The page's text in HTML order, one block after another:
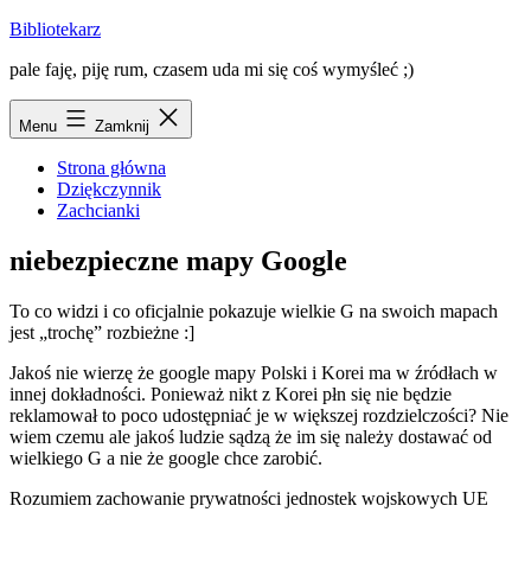
Przejdź
treści
Bibliotekarz
pale faję, piję rum, czasem uda mi się coś wymyśleć ;)
Menu Zamknij
Strona główna
Dziękczynnik
Zachcianki
niebezpieczne mapy Google
To co widzi i co oficjalnie pokazuje wielkie G na swoich mapach
jest „trochę” rozbieżne :]
Jakoś nie wierzę że google mapy Polski i Korei ma w źródłach w
innej dokładności. Ponieważ nikt z Korei płn się nie będzie
reklamował to poco udostępniać je w większej rozdzielczości? Nie
wiem czemu ale jakoś ludzie sądzą że im się należy dostawać od
wielkiego G a nie że google chce zarobić.
Rozumiem zachowanie prywatności jednostek wojskowych UE